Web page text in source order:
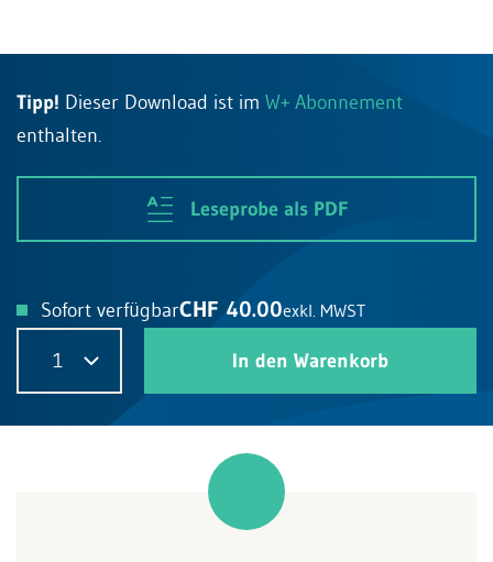
Tipp! Dieser Download ist im W+ Abonnement
enthalten.
Leseprobe als PDF
Sofort verfügbarCHF 40.00exkl. MWST
1 In den Warenkorb